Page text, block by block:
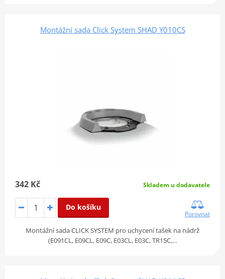
Montážní sada Click System SHAD Y010CS
342 Kč Skladem u dodavatele
Do košíku
Porovnat
Montážní sada CLICK SYSTEM pro uchycení tašek na nádrž
(E091CL, E09CL, E09C, E03CL, E03C, TR15C,…